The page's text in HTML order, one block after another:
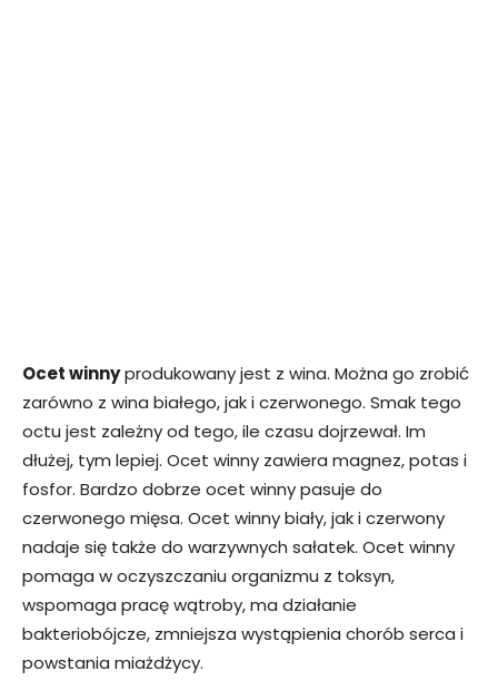
Ocet winnyprodukowany jest z wina. Można go zrobić
zarówno z wina białego, jak i czerwonego. Smak tego
octu jest zależny od tego, ile czasu dojrzewał. Im
dłużej, tym lepiej. Ocet winny zawiera magnez, potas i
fosfor. Bardzo dobrze ocet winny pasuje do
czerwonego mięsa. Ocet winny biały, jak i czerwony
nadaje się także do warzywnych sałatek. Ocet winny
pomaga w oczyszczaniu organizmu z toksyn,
wspomaga pracę wątroby, ma działanie
bakteriobójcze, zmniejsza wystąpienia chorób serca i
powstania miażdżycy.